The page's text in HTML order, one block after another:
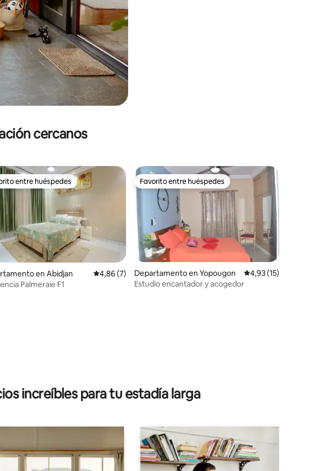
cercanos
5 de 5. 13 evaluaciones
entre huéspedes
entre huéspedes
en Abidjan Calificación promedio: 4,86 de 5. 7 evaluaciones
4,86 (7)
Palmeraie F1
Favorito entre huéspedes
Favorito entre huéspedes
Departamento en Yopougon Calificación
4,93 (15)
Estudio encantador y acogedor
increíbles para tu estadía larga